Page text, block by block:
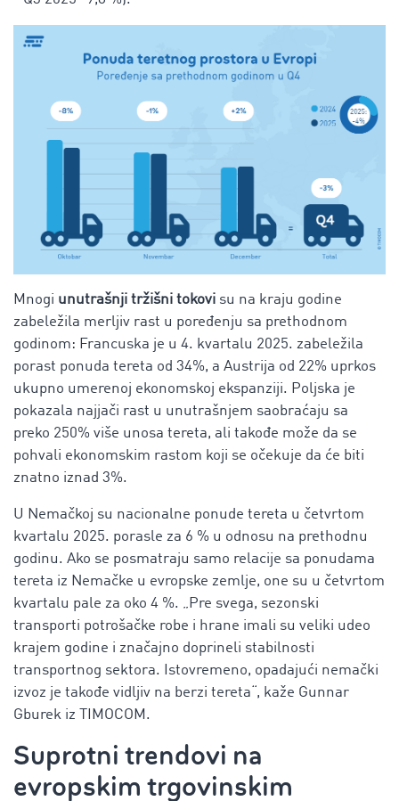
Mnogi unutrašnji tržišni tokovi su na kraju godine
zabeležila merljiv rast u poređenju sa prethodnom
godinom: Francuska je u 4. kvartalu 2025. zabeležila
porast ponuda tereta od 34%, a Austrija od 22% uprkos
ukupno umerenoj ekonomskoj ekspanziji. Poljska je
pokazala najjači rast u unutrašnjem saobraćaju sa
preko 250% više unosa tereta, ali takođe može da se
pohvali ekonomskim rastom koji se očekuje da će biti
znatno iznad 3%.
U Nemačkoj su nacionalne ponude tereta u četvrtom
kvartalu 2025. porasle za 6 % u odnosu na prethodnu
godinu. Ako se posmatraju samo relacije sa ponudama
tereta iz Nemačke u evropske zemlje, one su u četvrtom
kvartalu pale za oko 4 %. „Pre svega, sezonski
transporti potrošačke robe i hrane imali su veliki udeo
krajem godine i značajno doprineli stabilnosti
transportnog sektora. Istovremeno, opadajući nemački
izvoz je takođe vidljiv na berzi tereta“, kaže Gunnar
Gburek iz TIMOCOM.
Suprotni trendovi na
evropskim trgovinskim